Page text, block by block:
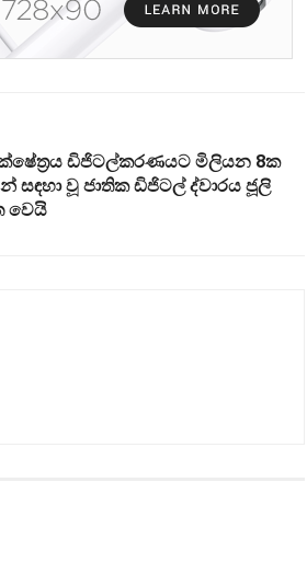
ඩිජිටල්කරණයට මිලියන 8ක
සඳහා වූ ජාතික ඩිජිටල් ද්වාරය ජූලි
වෙයි